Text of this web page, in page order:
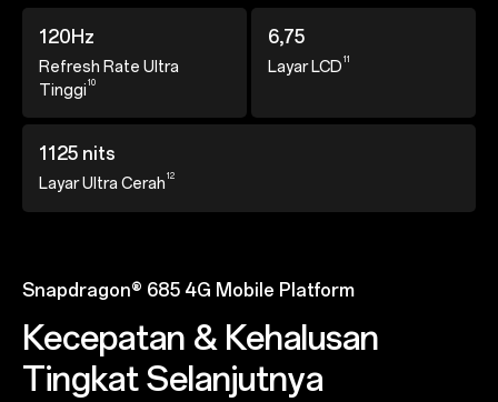
120Hz
Refresh Rate Ultra
Tinggi 10
6,75
Layar LCD 11
1125 nits
Layar Ultra Cerah 12
Snapdragon® 685 4G Mobile Platform
Kecepatan & Kehalusan
Tingkat Selanjutnya